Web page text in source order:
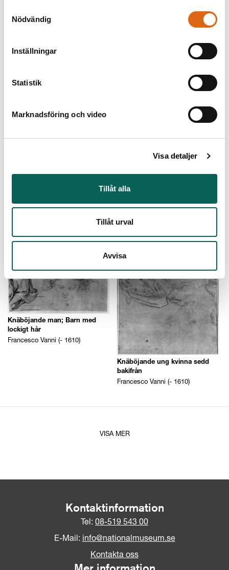
Nödvändig
Inställningar
Statistik
Marknadsföring och video
Visa detaljer
Tillåt alla
Tillåt urval
Avvisa
Katarina av Sienna i tillbedjan
En mirakulös mässa assisterad
donatorn och hans familj
Francesco Vanni (- 1610)
gubbe. Af Francesco Vanni.
Francesco Vanni (- 1610)
Handstudier
Knäböjande man; Barn med
lockigt hår
Francesco Vanni (- 1610)
Knäböjande ung kvinna sedd
bakifrån
Francesco Vanni (- 1610)
VISA MER
Kontaktinformation
Tel: 08-519 543 00
E-Mail: info@nationalmuseum.se
Kontakta oss